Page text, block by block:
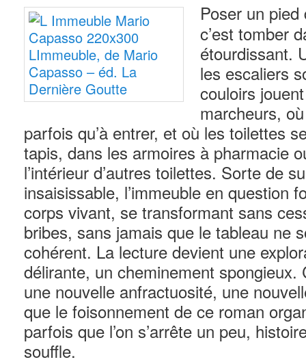
Poser un
c’est tomber
étourdissant.
les escaliers
couloirs
marcheurs,
parfois qu’à entrer, et où les toilettes
tapis, dans les armoires à pharmacie
l’intérieur d’autres toilettes. Sorte de
insaisissable, l’immeuble en question
corps vivant, se transformant sans
bribes, sans jamais que le tableau ne
cohérent. La lecture devient une
délirante, un cheminement spongieux.
une nouvelle anfractuosité, une
que le foisonnement de ce roman
parfois que l’on s’arrête un peu,
souffle.